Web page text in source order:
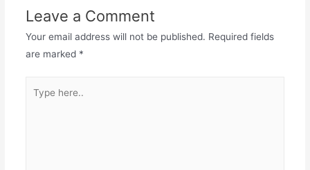
Leave a Comment
Your email address will not be published. Required fields
are marked *